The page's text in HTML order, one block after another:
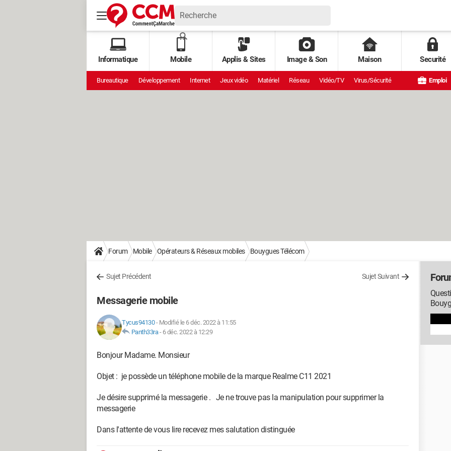
Informatique Mobile Applis & Sites Image & Son Maison Securité
Bureautique Développement Internet Jeux vidéo Matériel Réseau Vidéo/TV Virus/Sécurité Emploi
Forum Mobile Opérateurs & Réseaux mobiles Bouygues Télécom
Sujet Précédent Sujet Suivant
Messagerie mobile
Tycus94130- Modifié le 6 déc. 2022 à 11:55
Panth33ra- 6 déc. 2022 à 12:29
Bonjour Madame. Monsieur
Objet : je possède un téléphone mobile de la marque Realme C11 2021
Je désire supprimé la messagerie . Je ne trouve pas la manipulation pour supprimer la
messagerie
Dans l'attente de vous lire recevez mes salutation distinguée